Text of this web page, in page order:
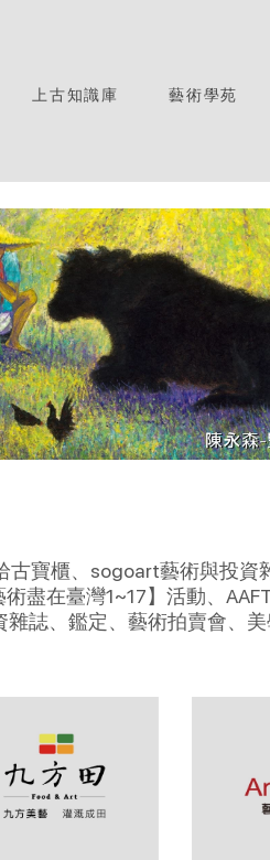
上古知識庫 藝術學苑
古寶櫃、sogoart藝術與投資
盡在臺灣1~17】活動、
誌、鑑定、藝術拍賣會、